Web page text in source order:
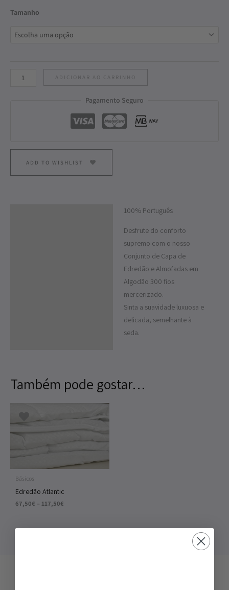
Tamanho
ADICIONAR AO CARRINHO
Pagamento Seguro
ADD TO WISHLIST
100% Português
Desfrute do conforto
supremo com o nosso
Conjunto de Capa de
Edredão e Almofadas em
Algodão 300 fios
mercerizado.
Sinta a suavidade luxuosa e
delicada, semelhante à
seda.
Também pode gostar…
Básicos
Edredão Atlantic
67,50€ – 117,50€
through
117,50€